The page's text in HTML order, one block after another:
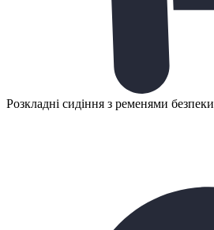
Розкладні сидіння з ременями безпеки